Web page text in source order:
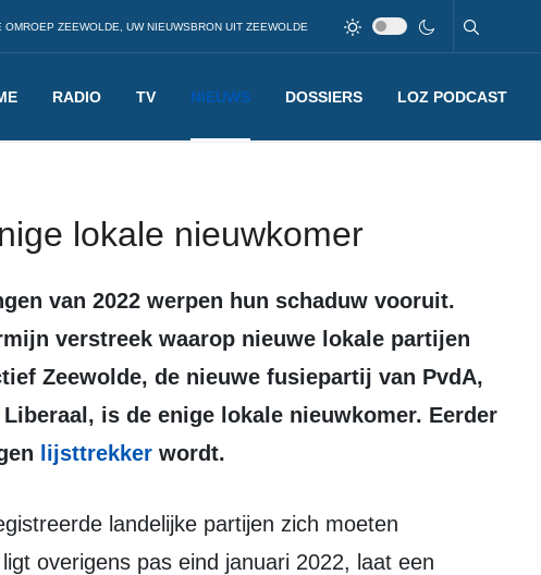
OMROEP ZEEWOLDE, UW NIEUWSBRON UIT ZEEWOLDE
RADIO TV NIEUWS DOSSIERS LOZ PODCAST
lokale nieuwkomer
verstreek waarop nieuwe lokale partijen
Zeewolde, de nieuwe fusiepartij van PvdA,
is de enige lokale nieuwkomer. Eerder
lijsttrekker wordt.
overigens pas eind januari 2022, laat een